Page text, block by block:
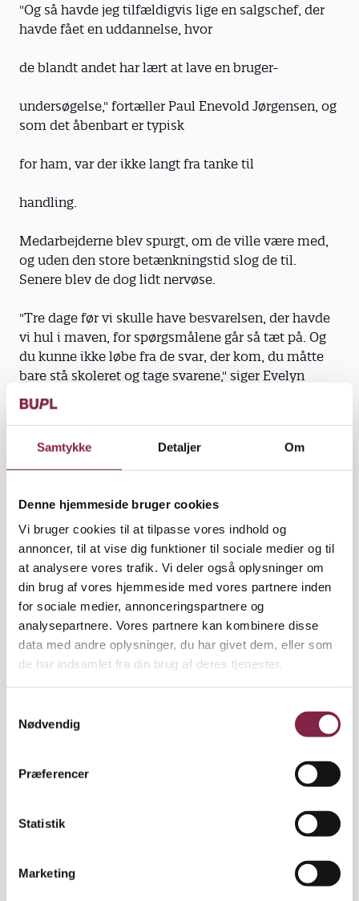
Samtykke Detaljer Om
Denne hjemmeside bruger cookies
Vi bruger cookies til at tilpasse vores indhold og
annoncer, til at vise dig funktioner til sociale medier og til
at analysere vores trafik. Vi deler også oplysninger om
din brug af vores hjemmeside med vores partnere inden
for sociale medier, annonceringspartnere og
analysepartnere. Vores partnere kan kombinere disse
data med andre oplysninger, du har givet dem, eller som
de har indsamlet fra din brug af deres tjenester.
Nødvendig
Præferencer
Statistik
Marketing
"Og så havde jeg tilfældigvis lige en salgschef, der
havde fået en uddannelse, hvor
de blandt andet har lært at lave en bruger-
undersøgelse," fortæller Paul Enevold Jørgensen, og
som det åbenbart er typisk
for ham, var der ikke langt fra tanke til
handling.
Medarbejderne blev spurgt, om de ville være med,
og uden den store betænkningstid slog de til.
Senere blev de dog lidt nervøse.
"Tre dage før vi skulle have besvarelsen, der havde
vi hul i maven, for spørgsmålene går så tæt på. Og
du kunne ikke løbe fra de svar, der kom, du måtte
bare stå skoleret og tage svarene," siger Evelyn
Danielsen.
verden at bevæge sig ind i som pædagog. Men vi
synes, det er supergodt, fordi det viste sig, at vi
Vægtige argumenter. Inden spørgeskemaet blev
delt ud til forældrene, skulle pædagogerne gætte
på, hvad forældrene ville svare. Og det viste sig, at
pædagogerne vurderede tingene noget anderledes
end forældrene, fortæller Paul Enevold Jørgensen:
"For det første troede personalet ikke, de var gode
personalet: "I er fantastiske, I er rigtig gode til vores
børn". Men der er altså nogle ting, som I ikke gør. Og
mange af de ting, der var galt her, kunne vi fjerne
med de lavthængende frugter og bare løse dem. Og
vi startede med 50, nu er vi 132. Og vi har venteliste.
Og det er to år siden," siger en tilfreds Paul Enevold